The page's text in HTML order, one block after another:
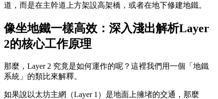
道，而是在主幹道上方架設高架橋，或者在地下修建地鐵。
像坐地鐵一樣高效：深入淺出解析Layer
2的核心工作原理
那麼，Layer 2 究竟是如何運作的呢？這裡我們用一個「地鐵
系統」的類比來解釋。
如果說以太坊主網（Layer 1）是地面上擁堵的交通，那麼